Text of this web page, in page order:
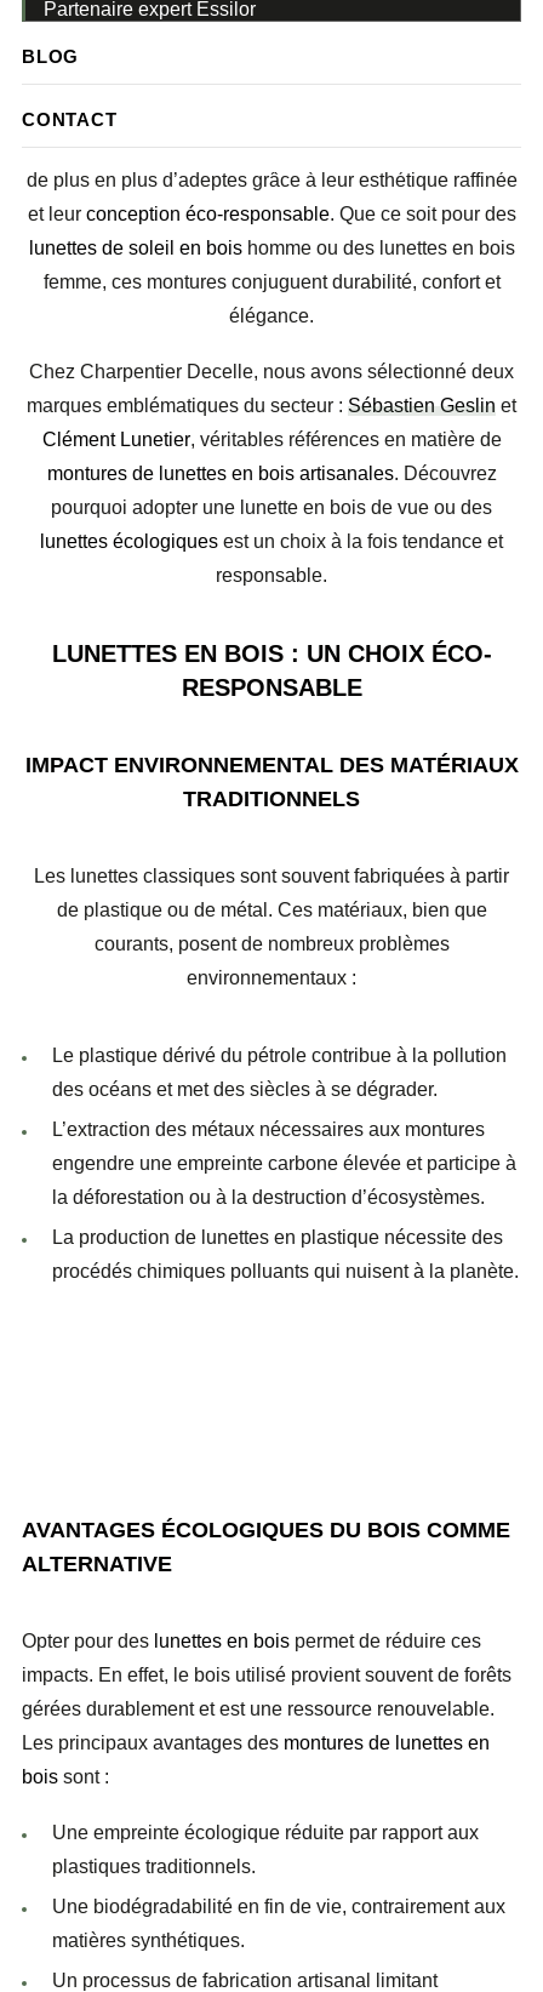
Partenaire expert Essilor
BLOG
CONTACT
essentielle, la mode s’engage à proposer des alternatives
plus durables. Parmi elles, leslunettes en boisséduisent
de plus en plus d’adeptes grâce à leur esthétique raffinée
et leur conception éco-responsable. Que ce soit pour des
lunettes de soleil en boishomme ou des lunettes en bois
femme, ces montures conjuguent durabilité, confort et
élégance.
Chez Charpentier Decelle, nous avons sélectionné deux
marques emblématiques du secteur : Sébastien Geslin et
Clément Lunetier, véritables références en matière de
montures de lunettes en bois artisanales. Découvrez
pourquoi adopter une lunette en bois de vue ou des
lunettes écologiques est un choix à la fois tendance et
responsable.
LUNETTES EN BOIS : UN CHOIX ÉCO-
RESPONSABLE
IMPACT ENVIRONNEMENTAL DES MATÉRIAUX
TRADITIONNELS
Les lunettes classiques sont souvent fabriquées à partir
de plastique ou de métal. Ces matériaux, bien que
courants, posent de nombreux problèmes
environnementaux :
Le plastique dérivé du pétrole contribue à la pollution
des océans et met des siècles à se dégrader.
L’extraction des métaux nécessaires aux montures
engendre une empreinte carbone élevée et participe à
la déforestation ou à la destruction d’écosystèmes.
La production de lunettes en plastique nécessite des
procédés chimiques polluants qui nuisent à la planète.
AVANTAGES ÉCOLOGIQUES DU BOIS COMME
ALTERNATIVE
Opter pour des lunettes en bois permet de réduire ces
impacts. En effet, le bois utilisé provient souvent de forêts
gérées durablement et est une ressource renouvelable.
Les principaux avantages des montures de lunettes en
bois sont :
Une empreinte écologique réduite par rapport aux
plastiques traditionnels.
Une biodégradabilité en fin de vie, contrairement aux
matières synthétiques.
Un processus de fabrication artisanal
limitant